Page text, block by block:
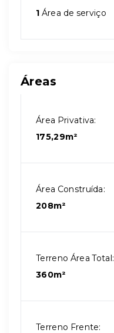
1 Área de serviço
Áreas
Área Privativa:
175,29m²
Área Construída:
208m²
Terreno Área Total:
360m²
Terreno Frente: